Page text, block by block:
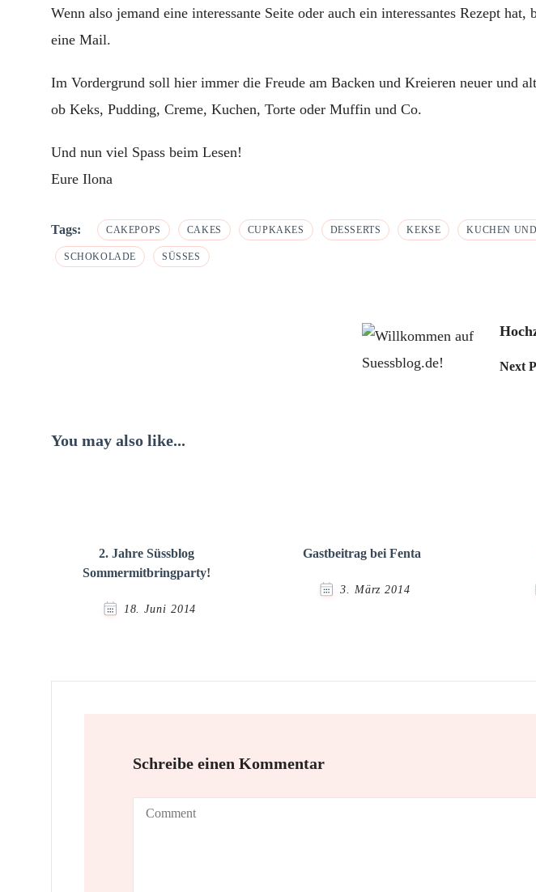
Wenn also jemand eine interessante Seite oder auch ein interessantes Rezept
eine Mail.
Im Vordergrund soll hier immer die Freude am Backen und Kreieren neuer und
ob Keks, Pudding, Creme, Kuchen, Torte oder Muffin und Co.
Und nun viel Spass beim Lesen!
Eure Ilona
Tags: CAKEPOPS CAKES CUPKAKES DESSERTS KEKSE KUCHEN
SCHOKOLADE SÜSSES
Next
You may also like...
2. Jahre Süssblog
Sommermitbringparty!
18. Juni 2014
Gastbeitrag bei Fenta
3. März 2014
Schreibe einen Kommentar